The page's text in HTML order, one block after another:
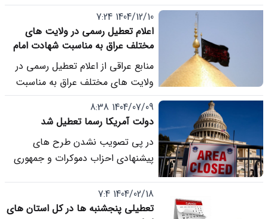
مدرسه روی دانش آموزان بسته شده
است.
1404/12/10 7:24
اعلام تعطیل رسمی در ولایت های
مختلف عراق به مناسبت شهادت امام
خامنه ای
منابع عراقی از اعلام تعطیل رسمی در
ولایت های مختلف عراق به مناسبت
شهادت امام خامنه ای خبر دادند.
1404/07/09 8:38
دولت آمریکا رسما تعطیل شد
در پی تصویب نشدن طرح های
پیشنهادی احزاب دموکرات و جمهوری
فدرال این کشور رسما در وضعیت
تعطیلی قرار گرفت.
1404/02/18 7:4
تعطیلی پنجشنبه ها در کل استان های